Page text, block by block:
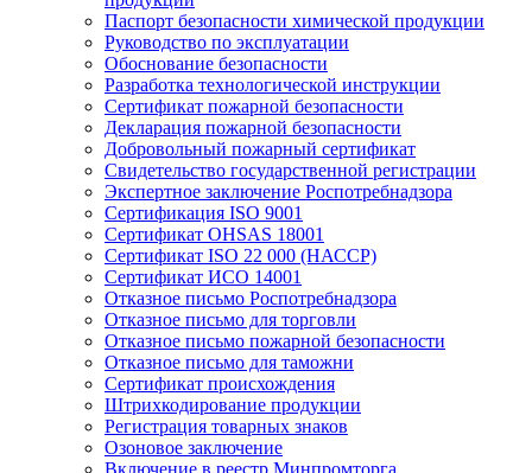
Паспорт безопасности химической продукции
Руководство по эксплуатации
Обоснование безопасности
Разработка технологической инструкции
Сертификат пожарной безопасности
Декларация пожарной безопасности
Добровольный пожарный сертификат
Свидетельство государственной регистрации
Экспертное заключение Роспотребнадзора
Сертификация ISO 9001
Сертификат OHSAS 18001
Сертификат ISO 22 000 (НАССР)
Сертификат ИСО 14001
Отказное письмо Роспотребнадзора
Отказное письмо для торговли
Отказное письмо пожарной безопасности
Отказное письмо для таможни
Сертификат происхождения
Штрихкодирование продукции
Регистрация товарных знаков
Озоновое заключение
Включение в реестр Минпромторга